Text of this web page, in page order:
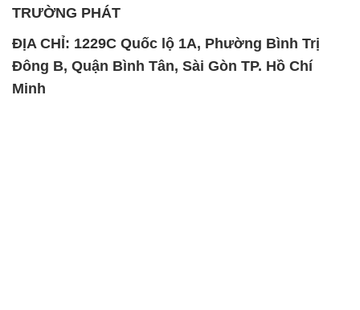
TRƯỜNG PHÁT
ĐỊA CHỈ: 1229C Quốc lộ 1A, Phường Bình Trị
Đông B, Quận Bình Tân, Sài Gòn TP. Hồ Chí
Minh